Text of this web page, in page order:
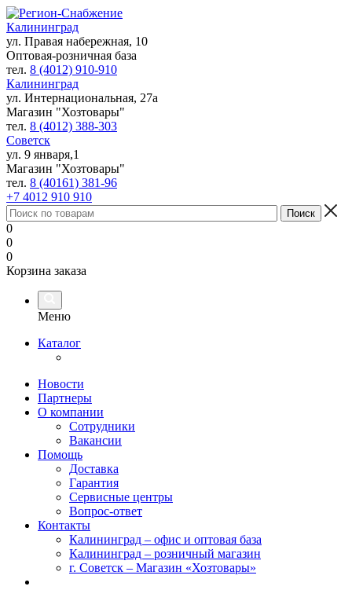
Калининград
ул. Правая набережная, 10
Оптовая-розничная база
тел. 8 (4012) 910-910
Калининград
ул. Интернациональная, 27а
Магазин "Хозтовары"
тел. 8 (4012) 388-303
Советск
ул. 9 января,1
Магазин "Хозтовары"
тел. 8 (40161) 381-96
+7 4012 910 910
0
0
0
Корзина заказа
Меню
Каталог
Новости
Партнеры
О компании
Сотрудники
Вакансии
Помощь
Доставка
Гарантия
Сервисные центры
Вопрос-ответ
Контакты
Калининград – офис и оптовая база
Калининград – розничный магазин
г. Советск – Магазин «Хозтовары»